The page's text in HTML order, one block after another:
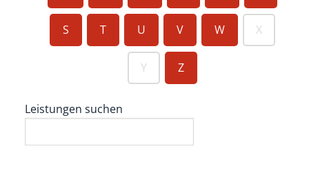
S T U V W X
Y Z
Leistungen suchen